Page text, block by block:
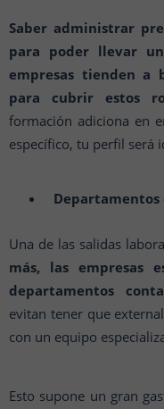
Saber administrar
para poder llevar
empresas tienden a
para cubrir estos
formación adiciona en
específico, tu perfil será
Una de las salidas
más, las empresas
departamentos
evitan tener que
con un equipo
Esto supone un gran